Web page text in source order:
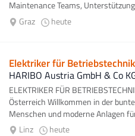
Maintenance Teams,
Funktionen...
Graz heute
Elektriker für
HARIBO Austria GmbH & Co
ELEKTRIKER FÜR
Österreich Willkommen in der
Menschen und moderne Anlagen
Linz
heute